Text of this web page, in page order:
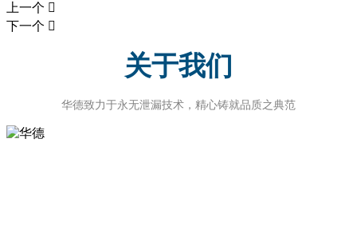
上一个 
下一个 
关于我们
华德致力于永无泄漏技术，精心铸就品质之典范